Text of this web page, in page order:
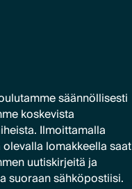
säännöllisesti
koskevista
Ilmoittamalla
lomakkeella saat
uutiskirjeitä ja
suoraan sähköpostiisi.